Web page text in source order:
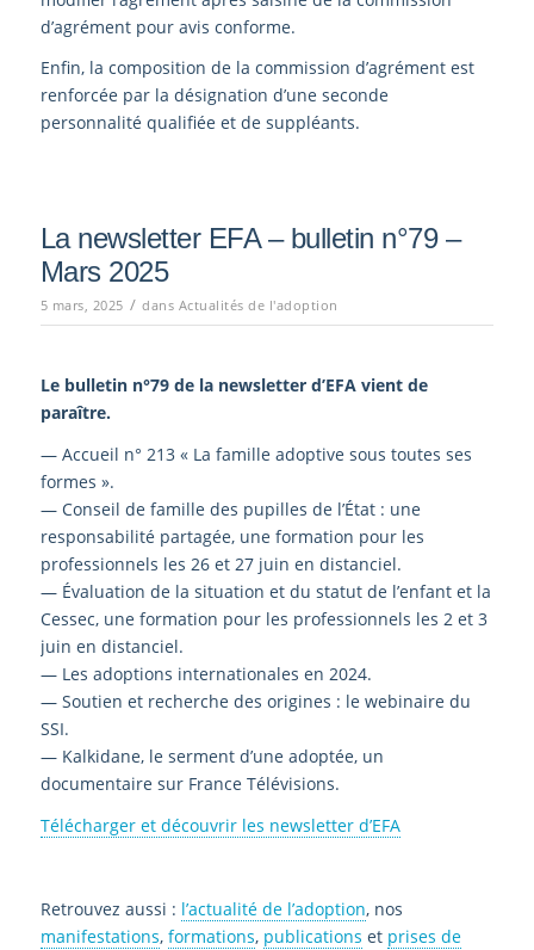
d’agrément pour avis conforme.
Enfin, la composition de la commission d’agrément est
renforcée par la désignation d’une seconde
personnalité qualifiée et de suppléants.
La newsletter EFA – bulletin n°79 –
Mars 2025
5 mars, 2025 / dans Actualités de l'adoption
Le bulletin n°79 de la newsletter d’EFA vient de
paraître.
— Accueil n° 213 « La famille adoptive sous toutes ses
formes ».
— Conseil de famille des pupilles de l’État : une
responsabilité partagée, une formation pour les
professionnels les 26 et 27 juin en distanciel.
— Évaluation de la situation et du statut de l’enfant et la
Cessec, une formation pour les professionnels les 2 et 3
juin en distanciel.
— Les adoptions internationales en 2024.
— Soutien et recherche des origines : le webinaire du
SSI.
— Kalkidane, le serment d’une adoptée, un
documentaire sur France Télévisions.
Télécharger et découvrir les newsletter d’EFA
Retrouvez aussi : l’actualité de l’adoption, nos
manifestations, formations, publications et prises de